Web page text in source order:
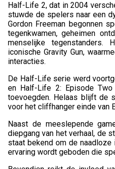
Half-Life 2, dat in 2004
stuwde de spelers naar een
Gordon Freeman begonnen
tegenkwamen, geheimen
menselijke tegenstanders.
iconische Gravity Gun,
interacties.
De Half-Life serie werd
en Half-Life 2: Episode
toevoegden. Helaas blijft de
voor het cliffhanger einde van
Naast de meeslepende
diepgang van het verhaal, de
staat bekend om de
ervaring wordt geboden die